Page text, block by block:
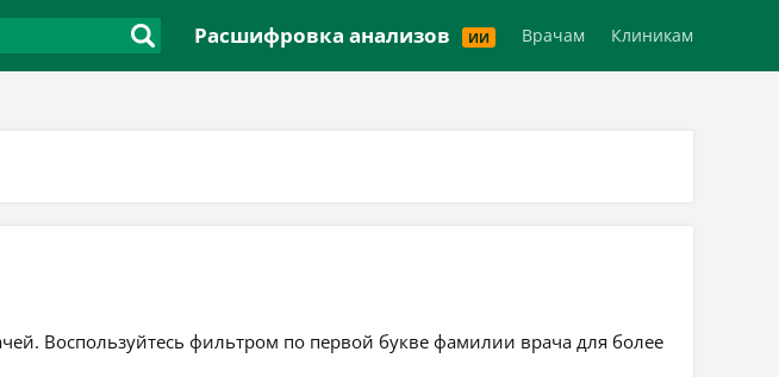
Расшифровка анализов ИИ Врачам Клиникам
Воспользуйтесь фильтром по первой букве фамилии врача для более